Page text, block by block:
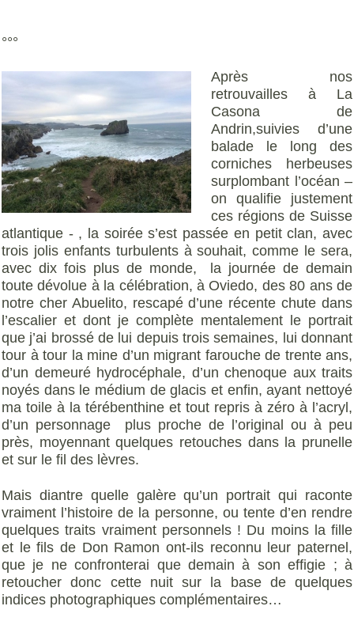
°°°
Après nos
retrouvailles à La
Casona de
Andrin,suivies d’une
balade le long des
corniches herbeuses
surplombant l’océan –
on qualifie justement
ces régions de Suisse
atlantique - , la soirée s’est passée en petit clan, avec
trois jolis enfants turbulents à souhait, comme le sera,
avec dix fois plus de monde, la journée de demain
toute dévolue à la célébration, à Oviedo, des 80 ans de
notre cher Abuelito, rescapé d’une récente chute dans
l’escalier et dont je complète mentalement le portrait
que j’ai brossé de lui depuis trois semaines, lui donnant
tour à tour la mine d’un migrant farouche de trente ans,
d’un demeuré hydrocéphale, d’un chenoque aux traits
noyés dans le médium de glacis et enfin, ayant nettoyé
ma toile à la térébenthine et tout repris à zéro à l’acryl,
d’un personnage plus proche de l’original ou à peu
près, moyennant quelques retouches dans la prunelle
et sur le fil des lèvres.
Mais diantre quelle galère qu’un portrait qui raconte
vraiment l’histoire de la personne, ou tente d’en rendre
quelques traits vraiment personnels ! Du moins la fille
et le fils de Don Ramon ont-ils reconnu leur paternel,
que je ne confronterai que demain à son effigie ; à
retoucher donc cette nuit sur la base de quelques
indices photographiques complémentaires…